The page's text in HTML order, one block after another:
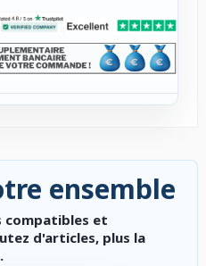
ensemble
compatibles et
d'articles, plus la